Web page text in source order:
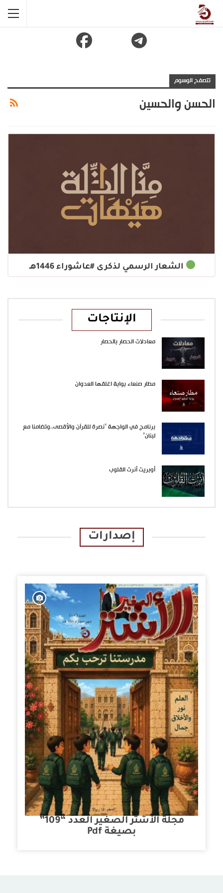
تتصفح الوسوم
الحسن والحسين
الشعار الرسمي لذكرى #عاشوراء 1446هـ ‌‌
الإنتاجات
معادلات الحصار بالحصار
مطار صنعاء بوابة اغلقها العدوان
برنامج في الواجهة “نصرة للقرآن والأقصى..وتضامنا مع
لبنان”
أوبريت أنرت القلوب
إصدارات
مجلة الأشتر الصغير العدد “109”
بصيغة Pdf